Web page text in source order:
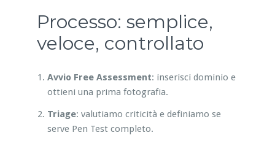
Processo: semplice,
veloce, controllato
Avvio Free Assessment: inserisci dominio e
ottieni una prima fotografia.
Triage: valutiamo criticità e definiamo se
serve Pen Test completo.